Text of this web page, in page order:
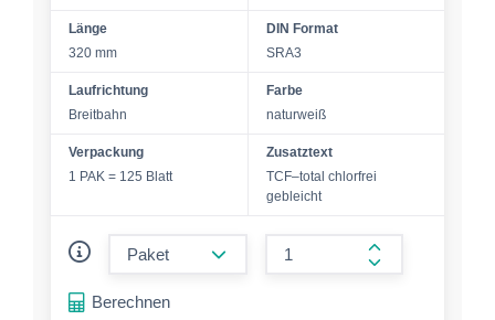
Länge
320 mm
DIN Format
SRA3
Laufrichtung
Breitbahn
Farbe
naturweiß
Verpackung
1 PAK = 125 Blatt
Zusatztext
TCF–total chlorfrei
gebleicht
form.increase-
Berechnen